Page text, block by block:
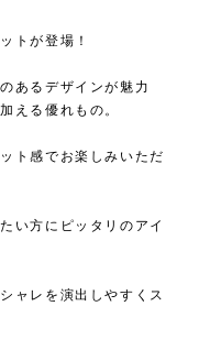
トが登場！
あるデザインが魅力
える優れもの。
ト感でお楽しみいただ
い方にピッタリのアイ
ャレを演出しやすくス